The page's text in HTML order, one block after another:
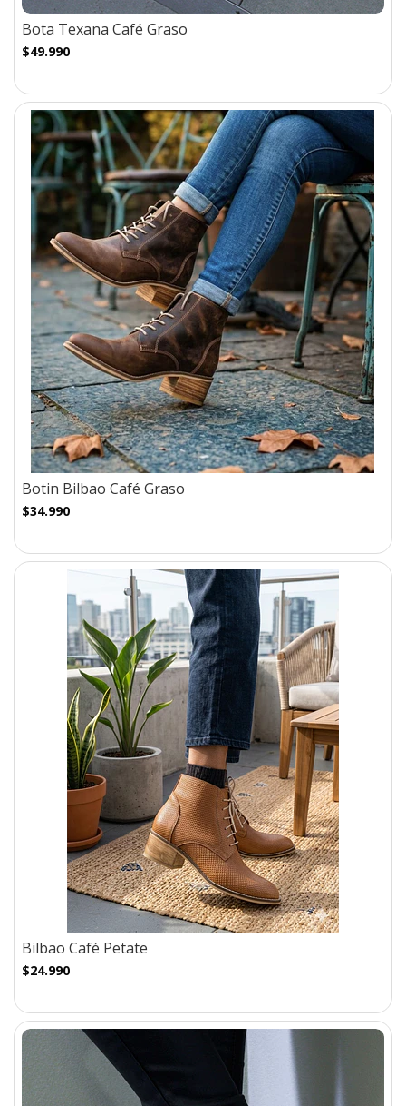
Bota Texana Café Graso
$49.990
Botin Bilbao Café Graso
$34.990
Bilbao Café Petate
$24.990